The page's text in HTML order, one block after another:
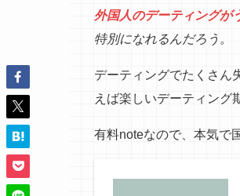
外国人のデーティングが
特別になれるんだろう。
デーティングでたくさん
えば楽しいデーティング
有料noteなので、本気で